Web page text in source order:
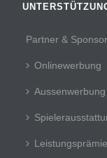
Partner &
Onlinewerbung
Aussenwerbung